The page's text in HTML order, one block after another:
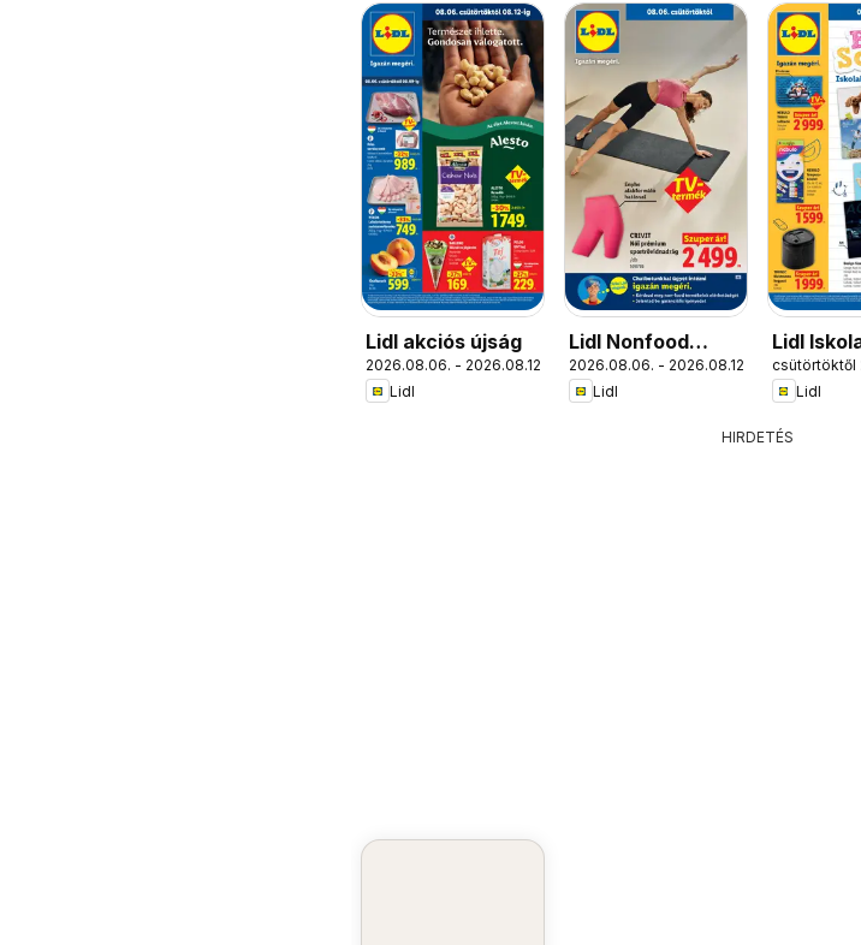
Lidl akciós újság
2026.08.06. - 2026.08.12.
Lidl
Lidl Nonfood
kínálatunk
2026.08.06. - 2026.08.12.
Lidl
Lidl
csütörtöktől
Lidl
HIRDETÉS